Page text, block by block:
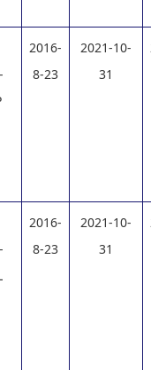
2016-
8-23
2021-10-
31
2016-
8-23
2021-10-
31